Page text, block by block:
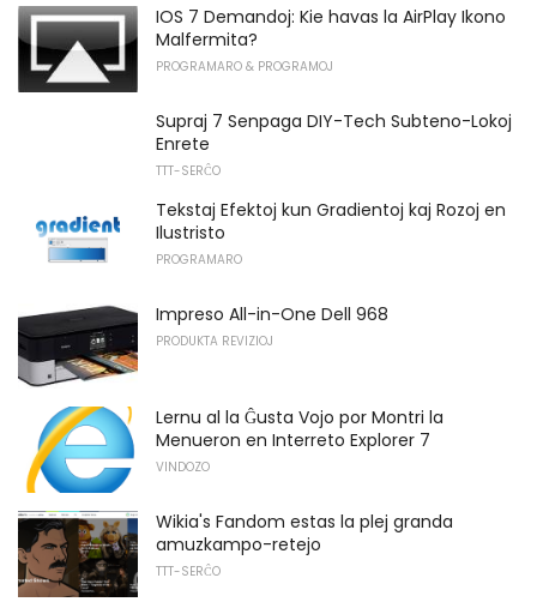
IOS 7 Demandoj: Kie havas la AirPlay Ikono
Malfermita?
PROGRAMARO & PROGRAMOJ
Supraj 7 Senpaga DIY-Tech Subteno-Lokoj
Enrete
TTT-SERĈO
Tekstaj Efektoj kun Gradientoj kaj Rozoj en
Ilustristo
PROGRAMARO
Impreso All-in-One Dell 968
PRODUKTA REVIZIOJ
Lernu al la Ĝusta Vojo por Montri la
Menueron en Interreto Explorer 7
VINDOZO
Wikia's Fandom estas la plej granda
amuzkampo-retejo
TTT-SERĈO